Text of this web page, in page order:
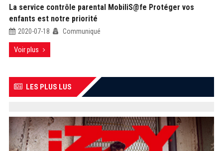
La service contrôle parental MobiliS@fe Protéger vos
enfants est notre priorité
2020-07-18 Communiqué
Voir plus
LES PLUS LUS